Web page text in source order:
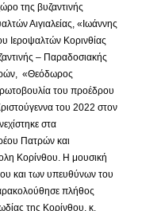
της βυζαντινής
Αιγιαλείας, «Ιωάννης
Ιεροψαλτών Κορινθίας
– Παραδοσιακής
«Θεόδωρος
του προέδρου
του 2022 στον
στα
Πατρών και
Κορίνθου. Η μουσική
και των υπευθύνων του
πλήθος
της Κορίνθου, κ.